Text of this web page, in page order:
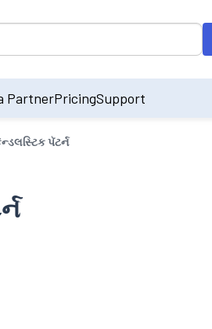
accessing the input field. On
PartnerPricingSupport
પૅટર્ન